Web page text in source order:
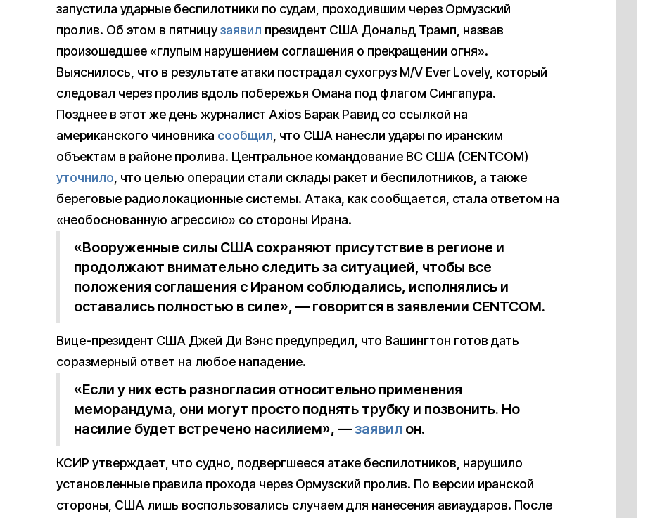
запустила ударные беспилотники по судам, проходившим через Ормузский
пролив. Об этом в пятницузаявил президент США Дональд Трамп, назвав
произошедшее «глупым нарушением соглашения о прекращении огня».
Выяснилось, что в результате атаки пострадал сухогруз M/V Ever Lovely, который
следовал через пролив вдоль побережья Омана под флагом Сингапура.
Позднее в этот же день журналист Axios Барак Равид со ссылкой на
американского чиновника сообщил, что США нанесли удары по иранским
объектам в районе пролива. Центральное командование ВС США (CENTCOM)
уточнило, что целью операции стали склады ракет и беспилотников, а также
береговые радиолокационные системы. Атака, как сообщается, стала ответом на
«необоснованную агрессию» со стороны Ирана.
«Вооруженные силы США сохраняют присутствие в регионе и
продолжают внимательно следить за ситуацией, чтобы все
положения соглашения с Ираном соблюдались, исполнялись и
оставались полностью в силе», — говорится в заявлении CENTCOM.
Вице-президент США Джей Ди Вэнс предупредил, что Вашингтон готов дать
соразмерный ответ на любое нападение.
«Если у них есть разногласия относительно применения
меморандума, они могут просто поднять трубку и позвонить. Но
насилие будет встречено насилием», —заявил он.
КСИР утверждает, что судно, подвергшееся атаке беспилотников, нарушило
установленные правила прохода через Ормузский пролив. По версии иранской
стороны, США лишь воспользовались случаем для нанесения авиаударов. После